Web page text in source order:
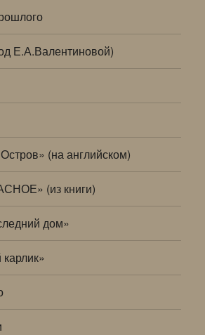
Е.А.Валентиновой)
(на английском)
(из книги)
дом»